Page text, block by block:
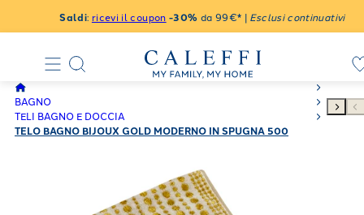
Saldi: ricevi il coupon -30% da 99€* | Esclusi continuativi
BAGNO
TELI BAGNO E DOCCIA
TELO BAGNO BIJOUX GOLD MODERNO IN SPUGNA 500